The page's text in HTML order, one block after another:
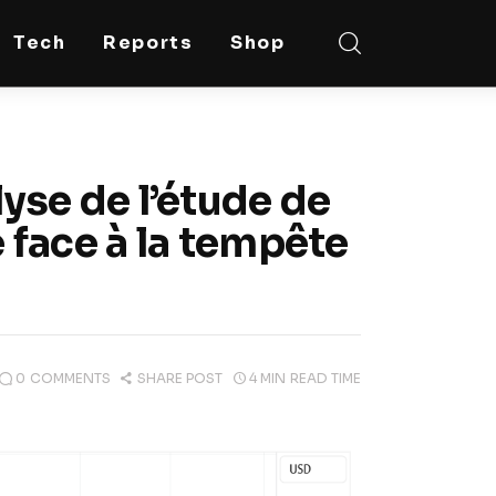
Tech Reports Shop
de l’étude de
face à la tempête
0 COMMENTS SHARE POST 4 MIN READ TIME